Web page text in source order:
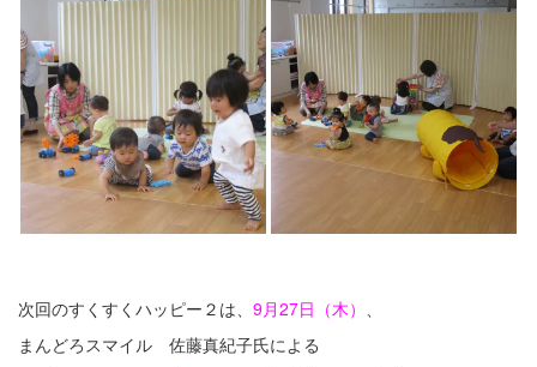
次回のすくすくハッピー２は、 9月27日（木） 、
まんどろスマイル 佐藤真紀子氏による